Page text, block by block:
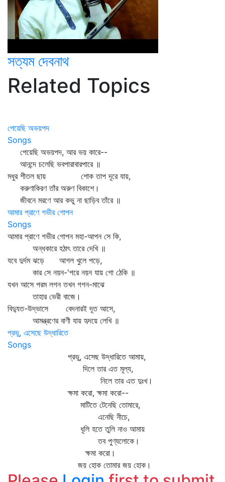
সত্যম দেবনাথ
Related Topics
পেয়েছি অভয়পদ
Songs
পেয়েছি অভয়পদ, আর ভয় কারে--
আনন্দে চলেছি ভবপারাবারপারে ॥
মধুর শীতল ছায় শোক তাপ দূরে যায়,
করুণাকিরণ তাঁর অরুণ বিকাশে।
জীবনে মরণে আর কভু না ছাড়িব তাঁরে ॥
আমার প্রাণে গভীর গোপন
Songs
আমার প্রাণে গভীর গোপন মহা-আপন সে কি,
অন্ধকারে হঠাৎ তারে দেখি ॥
যবে দুর্দম ঝড়ে আগল খুলে পড়ে,
কার সে নয়ন-'পরে নয়ন যায় গো ঠেকি ॥
যখন আসে পরম লগন তখন গগন-মাঝে
তাহার ভেরী বাজে।
বিদ্যুত-উদ্ভাসে বেদনারই দূত আসে,
আমন্ত্রণের বাণী যায় হৃদয়ে লেখি ॥
প্রভু, এসেছে উদ্ধারিতে
Songs
প্রভু, এসেছ উদ্ধারিতে আমায়,
দিলে তার এত মূল্য,
নিলে তার এত দুঃখ।
ক্ষমা করো, ক্ষমা করো--
মাটিতে টেনেছি তোমারে,
এনেছি নীচে,
ধূলি হতে তুলি নাও আমায়
তব পুণ্যলোকে।
ক্ষমা করো।
জয় হোক তোমার জয় হোক।